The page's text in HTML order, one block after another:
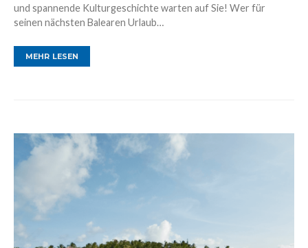
und spannende Kulturgeschichte warten auf Sie! Wer für
seinen nächsten Balearen Urlaub…
MEHR LESEN